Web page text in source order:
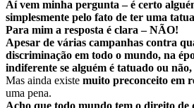
Aí vem minha pergunta – é certo
simplesmente pelo fato de ter uma
Para mim a resposta é clara – NÃO!
Apesar de várias campanhas contra
discriminação em todo o mundo, na
indiferente se alguém é tatuado ou não,
Mas ainda existe muito preconceito em
uma pena.
Acho que todo mundo tem o direito de